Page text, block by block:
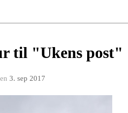
til "Ukens post"
3. sep 2017